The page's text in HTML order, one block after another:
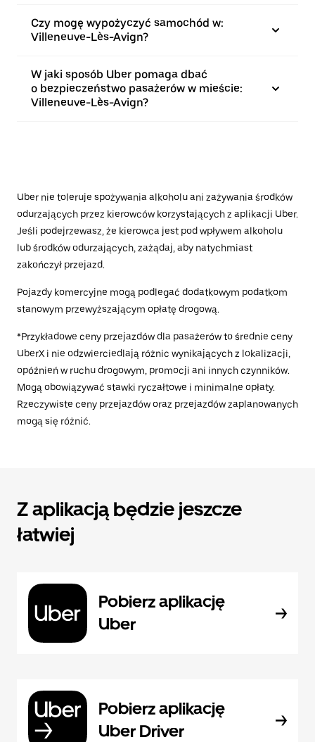
Czy mogę wypożyczyć samochód w:
Villeneuve-Lès-Avign?
W jaki sposób Uber pomaga dbać
o bezpieczeństwo pasażerów w mieście:
Villeneuve-Lès-Avign?
Uber nie toleruje spożywania alkoholu ani zażywania środków
odurzających przez kierowców korzystających z aplikacji Uber.
Jeśli podejrzewasz, że kierowca jest pod wpływem alkoholu
lub środków odurzających, zażądaj, aby natychmiast
zakończył przejazd.
Pojazdy komercyjne mogą podlegać dodatkowym podatkom
stanowym przewyższającym opłatę drogową.
*Przykładowe ceny przejazdów dla pasażerów to średnie ceny
UberX i nie odzwierciedlają różnic wynikających z lokalizacji,
opóźnień w ruchu drogowym, promocji ani innych czynników.
Mogą obowiązywać stawki ryczałtowe i minimalne opłaty.
Rzeczywiste ceny przejazdów oraz przejazdów zaplanowanych
mogą się różnić.
Z aplikacją będzie jeszcze
łatwiej
Pobierz aplikację
Uber
Pobierz aplikację
Uber Driver